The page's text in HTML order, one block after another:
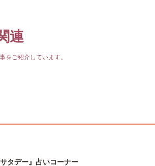
連
をご紹介しています。
タデー』占いコーナー